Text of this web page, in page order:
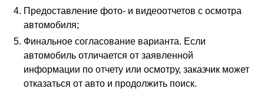
Предоставление фото- и видеоотчетов с осмотра
автомобиля;
Финальное согласование варианта. Если
автомобиль отличается от заявленной
информации по отчету или осмотру, заказчик может
отказаться от авто и продолжить поиск.